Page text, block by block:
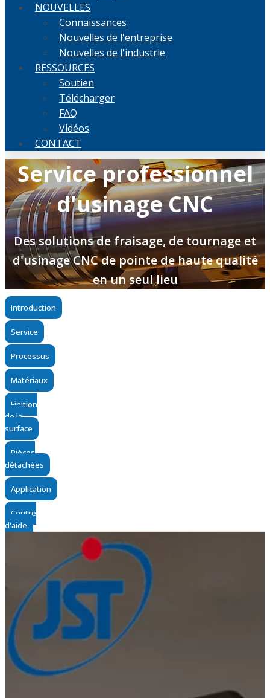
NOUVELLES
Connaissances
Nouvelles de l'entreprise
Nouvelles de l'industrie
RESSOURCES
Soutien
Télécharger
FAQ
Vidéos
CONTACT
Service professionnel
d'usinage CNC
Des solutions de fraisage, de tournage et
d'usinage CNC de pointe de haute qualité
en un seul lieu
Introduction
Service
Processus
Matériaux
Finition
de la
surface
Pièces
détachées
Application
Centre
d'aide